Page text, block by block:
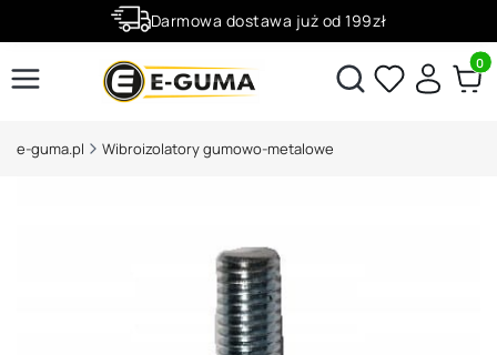
Darmowa dostawa już od 199zł
Rabaty -50% na wybrane produktyOtwórz wyszukiwarkę
e-guma.pl Wibroizolatory gumowo-metalowe